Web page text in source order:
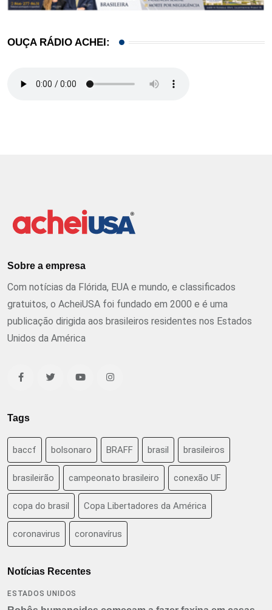
OUÇA RÁDIO ACHEI:
Sobre a empresa
Com notícias da Flórida, EUA e mundo, e classificados
gratuitos, o AcheiUSA foi fundado em 2000 e é uma
publicação dirigida aos brasileiros residentes nos Estados
Unidos da América
Tags
baccf bolsonaro BRAFF brasil brasileiros
brasileirão campeonato brasileiro conexão UF
copa do brasil Copa Libertadores da América
coronavirus coronavírus
Notícias Recentes
ESTADOS UNIDOS